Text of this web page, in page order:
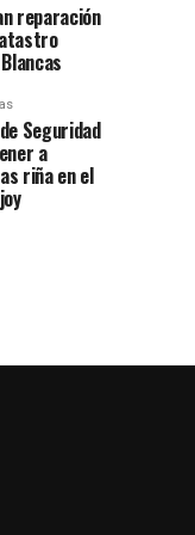
reparación
Seguridad
a
riña en el